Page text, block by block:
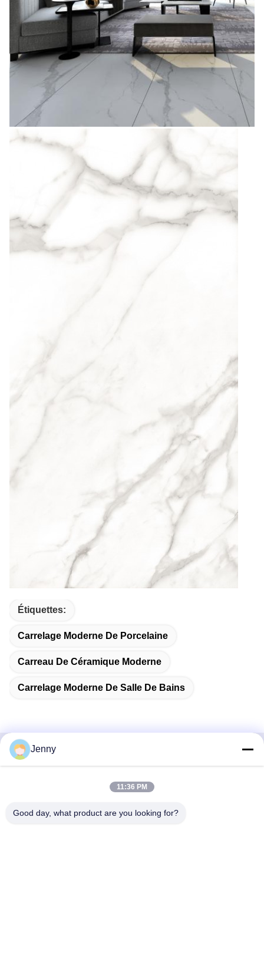
Étiquettes:
Carrelage Moderne De Porcelaine
Carreau De Céramique Moderne
Carrelage Moderne De Salle De Bains
Contactez rapidement
Mall, rue Wugang, région de Chancheng, ville de Foshan,
Jenny
11:36 PM
Good day, what product are you looking for?